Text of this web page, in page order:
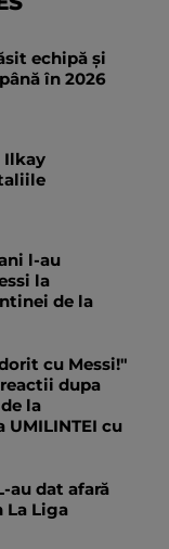
echipă și
în 2026
Ilkay
l-au
la
de la
cu Messi!"
dupa
la
UMILINTEI cu
au dat afară
La Liga